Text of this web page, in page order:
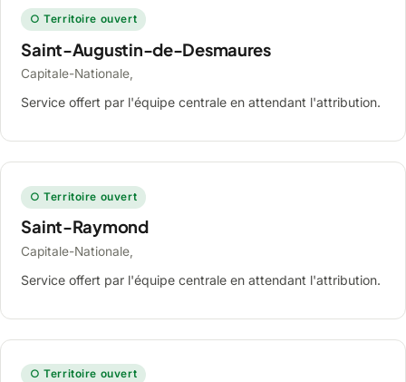
○ Territoire ouvert
Saint-Augustin-de-Desmaures
Capitale-Nationale,
Service offert par l'équipe centrale en attendant l'attribution.
○ Territoire ouvert
Saint-Raymond
Capitale-Nationale,
Service offert par l'équipe centrale en attendant l'attribution.
○ Territoire ouvert